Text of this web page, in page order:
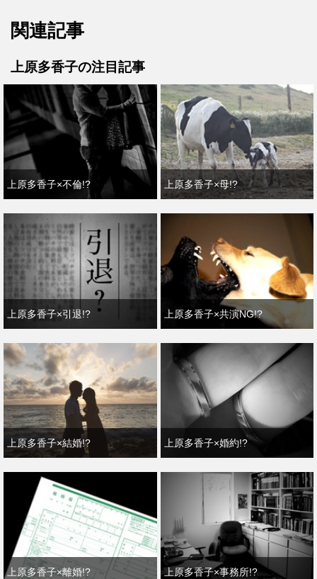
関連記事
上原多香子の注目記事
上原多香子×不倫!? 上原多香子×母!?
上原多香子×引退!? 上原多香子×共演NG!?
上原多香子×結婚!? 上原多香子×婚約!?
上原多香子×離婚!? 上原多香子×事務所!?